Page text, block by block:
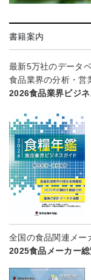
書籍案内
最新5万社のデータベ
食品業界の分析・営
2026食品業界ビジネ
全国の食品関連メ
2025食品メーカー